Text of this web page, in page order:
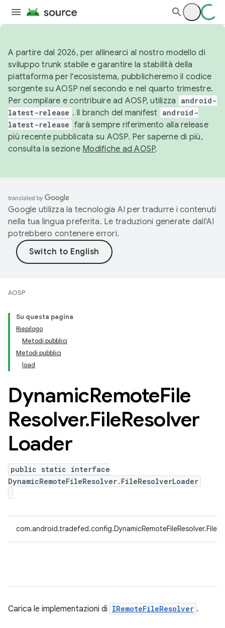
A partire dal 2026, per allinearci al nostro modello di
sviluppo trunk stabile e garantire la stabilità della
piattaforma per l'ecosistema, pubblicheremo il codice
sorgente su AOSP nel secondo e nel quarto trimestre.
Per compilare e contribuire ad AOSP, utilizza
android-
latest-release . Il branch del manifest android-
latest-release farà sempre riferimento alla release
più recente pubblicata su AOSP. Per saperne di più,
consulta la sezione Modifiche ad AOSP.
Google utilizza la tecnologia AI per tradurre i contenuti
nella tua lingua preferita. Le traduzioni generate dall'AI
potrebbero contenere errori.
AOSP
Su questa pagina
Riepilogo
Metodi pubblici
Metodi pubblici
load
DynamicRemoteFile
Resolver.FileResolver
Loader
public static interface
DynamicRemoteFileResolver.FileResolverLoader
Carica le implementazioni di IRemoteFileResolver .